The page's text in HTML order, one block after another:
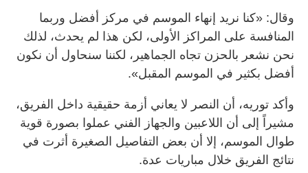
وقال: «كنا نريد إنهاء الموسم في مركز أفضل وربما
المنافسة على المراكز الأولى، لكن هذا لم يحدث، لذلك
نحن نشعر بالحزن تجاه الجماهير، لكننا سنحاول أن نكون
أفضل بكثير في الموسم المقبل».
وأكد توريه، أن النصر لا يعاني أزمة حقيقية داخل الفريق،
مشيراً إلى أن اللاعبين والجهاز الفني عملوا بصورة قوية
طوال الموسم، إلا أن بعض التفاصيل الصغيرة أثرت في
نتائج الفريق خلال مباريات عدة.